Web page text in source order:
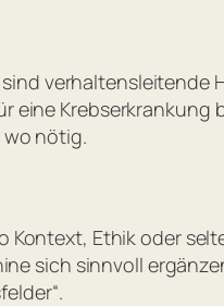
verhaltensleitende
eine Krebserkrankung
wo nötig.
Kontext, Ethik oder
sich sinnvoll
.